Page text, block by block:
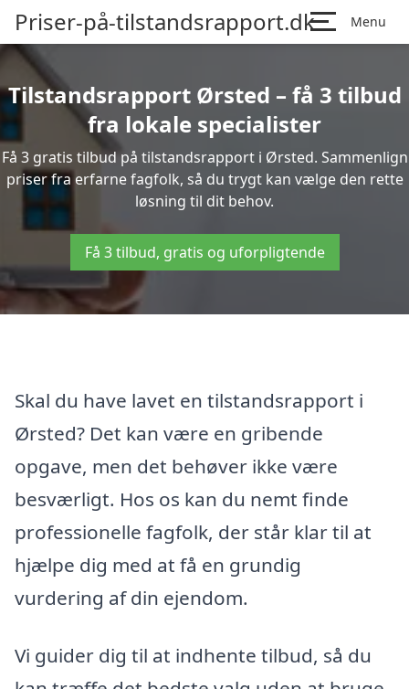
Priser-på-tilstandsrapport.dk Menu
Tilstandsrapport Ørsted – få 3 tilbud
fra lokale specialister
Få 3 gratis tilbud på tilstandsrapport i Ørsted. Sammenlign
priser fra erfarne fagfolk, så du trygt kan vælge den rette
løsning til dit behov.
Få 3 tilbud, gratis og uforpligtende
Skal du have lavet en tilstandsrapport i
Ørsted? Det kan være en gribende
opgave, men det behøver ikke være
besværligt. Hos os kan du nemt finde
professionelle fagfolk, der står klar til at
hjælpe dig med at få en grundig
vurdering af din ejendom.
Vi guider dig til at indhente tilbud, så du